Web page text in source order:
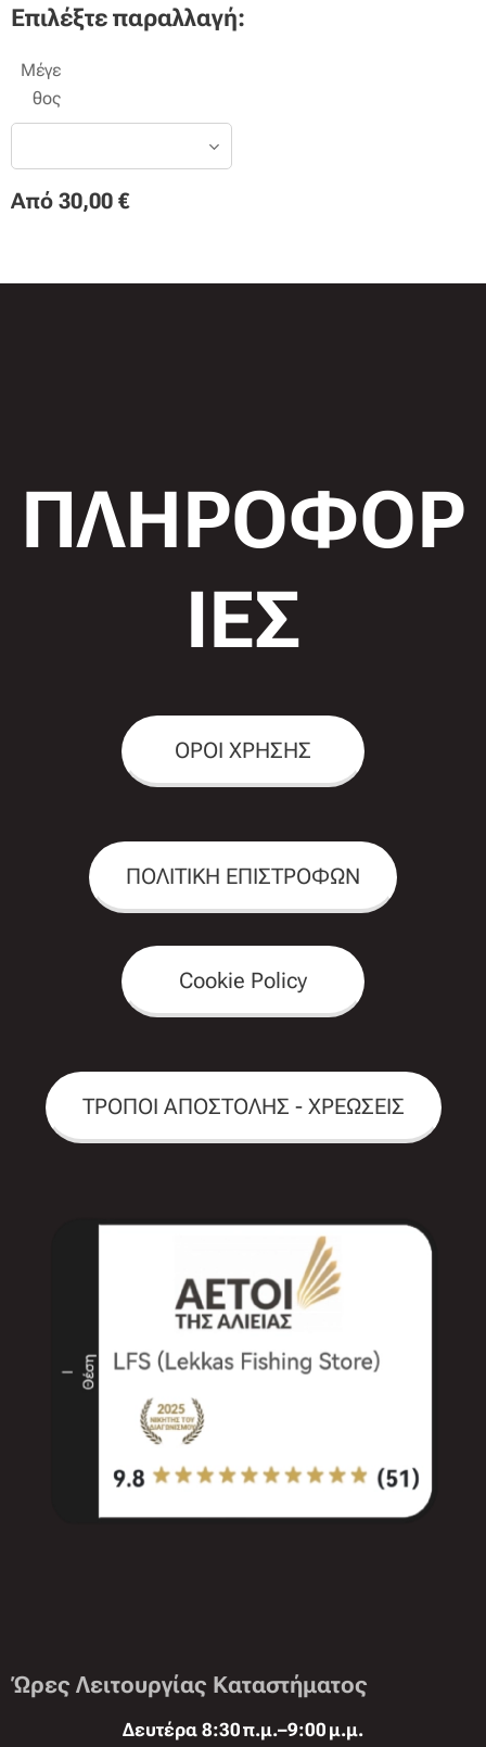
Επιλέξτε παραλλαγή:
Μέγε
θος
Από 30,00 €
ΠΛΗΡΟΦΟΡ
ΙΕΣ
ΟΡΟΙ ΧΡΗΣΗΣ
ΠΟΛΙΤΙΚΗ ΕΠΙΣΤΡΟΦΩΝ
Cookie Policy
ΤΡΟΠΟΙ ΑΠΟΣΤΟΛΗΣ - ΧΡΕΩΣΕΙΣ
Ώρες Λειτουργίας Καταστήματος
Δευτέρα 8:30 π.μ.–9:00 μ.μ.